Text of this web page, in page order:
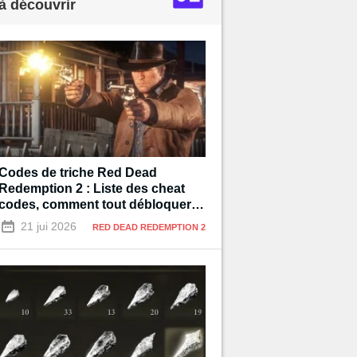
découvrir
de triche Red Dead
2 : Liste des cheat
comment tout débloquer à
?
21 jui 2026 RED DEAD REDEMPTION 2